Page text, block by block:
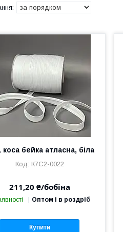
коса бейка атласна, біла
К7С2-0022
211,20 ₴/бобіна
Оптом і в роздріб
Купити